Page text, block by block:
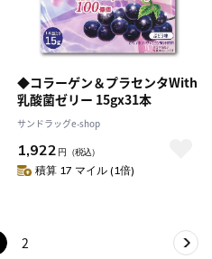
◆コラーゲン＆プラセンタWith
乳酸菌ゼリー 15gx31本
サンドラッグe-shop
1,922 円 （税込）
積算 17 マイル (1倍)
2